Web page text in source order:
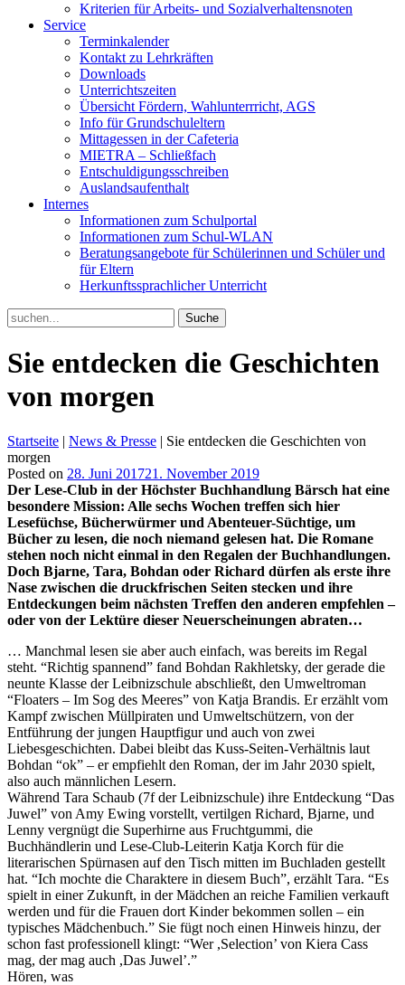
Kriterien für Arbeits- und Sozialverhaltensnoten
Service
Terminkalender
Kontakt zu Lehrkräften
Downloads
Unterrichtszeiten
Übersicht Fördern, Wahlunterrricht, AGS
Info für Grundschuleltern
Mittagessen in der Cafeteria
MIETRA – Schließfach
Entschuldigungsschreiben
Auslandsaufenthalt
Internes
Informationen zum Schulportal
Informationen zum Schul-WLAN
Beratungsangebote für Schülerinnen und Schüler und
für Eltern
Herkunftssprachlicher Unterricht
Search
for:
Sie entdecken die Geschichten
von morgen
Startseite | News & Presse | Sie entdecken die Geschichten von
morgen
Posted on 28. Juni 201721. November 2019
Der Lese-Club in der Höchster Buchhandlung Bärsch hat eine
besondere Mission: Alle sechs Wochen treffen sich hier
Lesefüchse, Bücherwürmer und Abenteuer-Süchtige, um
Bücher zu lesen, die noch niemand gelesen hat. Die Romane
stehen noch nicht einmal in den Regalen der Buchhandlungen.
Doch Bjarne, Tara, Bohdan oder Richard dürfen als erste ihre
Nase zwischen die druckfrischen Seiten stecken und ihre
Entdeckungen beim nächsten Treffen den anderen empfehlen –
oder von der Lektüre dieser Neuerscheinungen abraten…
… Manchmal lesen sie aber auch einfach, was bereits im Regal
steht. “Richtig spannend” fand Bohdan Rakhletsky, der gerade die
neunte Klasse der Leibnizschule abschließt, den Umweltroman
“Floaters – Im Sog des Meeres” von Katja Brandis. Er erzählt vom
Kampf zwischen Müllpiraten und Umweltschützern, von der
Entführung der jungen Hauptfigur und auch von zwei
Liebesgeschichten. Dabei bleibt das Kuss-Seiten-Verhältnis laut
Bohdan “ok” – er empfiehlt den Roman, der im Jahr 2030 spielt,
also auch männlichen Lesern.
Während Tara Schaub (7f der Leibnizschule) ihre Entdeckung “Das
Juwel” von Amy Ewing vorstellt, vertilgen Richard, Bjarne, und
Lenny vergnügt die Superhirne aus Fruchtgummi, die
Buchhändlerin und Lese-Club-Leiterin Katja Korch für die
literarischen Spürnasen auf den Tisch mitten im Buchladen gestellt
hat. “Ich mochte die Charaktere in diesem Buch”, erzählt Tara. “Es
spielt in einer Zukunft, in der Mädchen an reiche Familien verkauft
werden und für die Frauen dort Kinder bekommen sollen – ein
typisches Mädchenbuch.” Sie fügt noch einen Hinweis hinzu, der
schon fast professionell klingt: “Wer ,Selection’ von Kiera Cass
mag, der mag auch ,Das Juwel’.”
Hören, was